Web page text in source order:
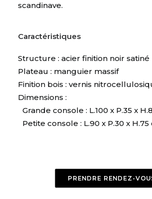
scandinave.
Caractéristiques
Structure : acier finition noir satiné
Plateau : manguier massif
Finition bois : vernis
Dimensions :
Grande console : L.100 x P.35 x
Petite console : L.90 x P.30 x H.75
PRENDRE RENDEZ-